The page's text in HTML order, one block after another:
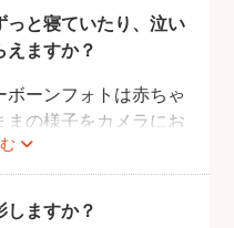
ないうえ、授乳・お
ミングは赤ちゃんに
日時を決めるのが難
ァーへ予約時間をご
っと寝ていたり、泣い
えますか？
ーンフォトは赤ちゃ
まの様子をカメラにお
寝ていたり、泣いてい
ていきます。生まれた
気いっぱいの泣き顔
しますか？